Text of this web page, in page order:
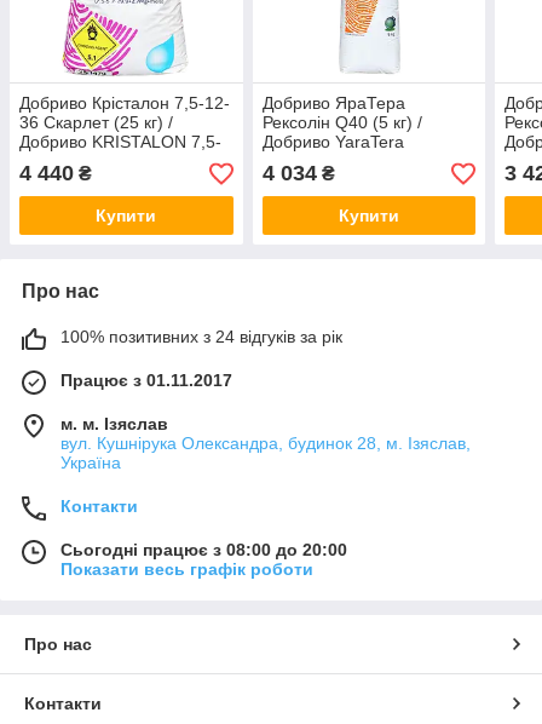
Добриво Крісталон 7,5-12-
36 Скарлет (25 кг) /
Добриво KRISTALON 7,5-
12-36 SCARLET(25 кг)
4 440 ₴
Купити
Добриво ЯраТера
Рексолін Q40 (5 кг) /
Добриво YaraTera
REXOLIN Q40 (5 кг)
4 034₴
Купити
3
Про нас
100% позитивних з 24 відгуків за рік
Працює з 01.11.2017
м. м. Ізяслав
вул. Кушнірука Олександра, будинок 28, м. Ізяслав,
Україна
Контакти
Сьогодні працює з 08:00 до 20:00
Показати весь графік роботи
Про нас
Контакти